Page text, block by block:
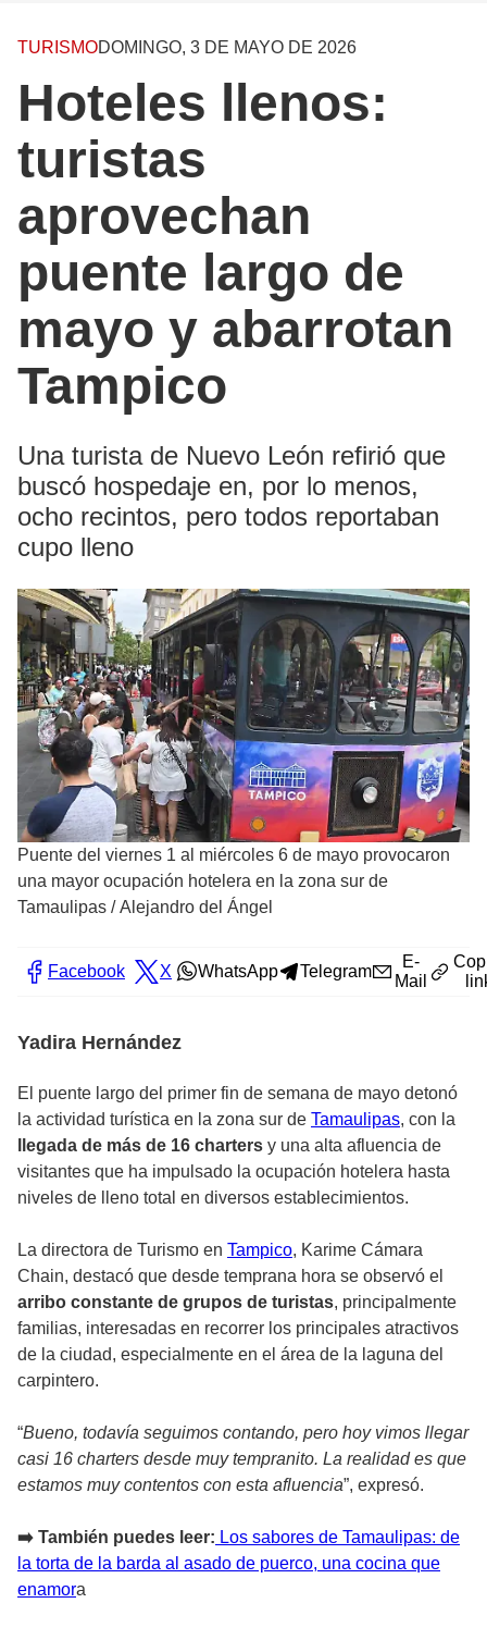
TURISMODOMINGO, 3 DE MAYO DE 2026
Hoteles llenos:
turistas
aprovechan
puente largo de
mayo y abarrotan
Tampico
Una turista de Nuevo León refirió que
buscó hospedaje en, por lo menos,
ocho recintos, pero todos reportaban
cupo lleno
Puente del viernes 1 al miércoles 6 de mayo provocaron
una mayor ocupación hotelera en la zona sur de
Tamaulipas /Alejandro del Ángel
Facebook X WhatsApp Telegram
E-
Mail
Yadira Hernández
El puente largo del primer fin de semana de mayo detonó
la actividad turística en la zona sur de Tamaulipas, con la
llegada de más de 16 charters y una alta afluencia de
visitantes que ha impulsado la ocupación hotelera hasta
niveles de lleno total en diversos establecimientos.
La directora de Turismo en Tampico, Karime Cámara
Chain, destacó que desde temprana hora se observó el
arribo constante de grupos de turistas, principalmente
familias, interesadas en recorrer los principales atractivos
de la ciudad, especialmente en el área de la laguna del
carpintero.
“Bueno, todavía seguimos contando, pero hoy vimos llegar
casi 16 charters desde muy tempranito. La realidad es que
estamos muy contentos con esta afluencia”, expresó.
➡️ También puedes leer: Los sabores de Tamaulipas: de
la torta de la barda al asado de puerco, una cocina que
enamora